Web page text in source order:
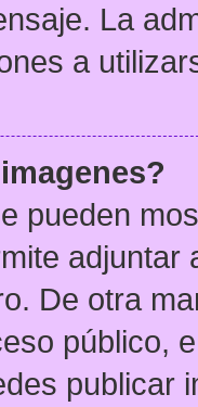
La
a
pueden
De otra
público,
publicar